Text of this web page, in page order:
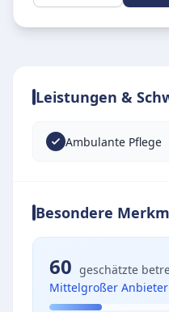
Leistungen &
Ambulante Pflege
Besondere
60 geschätzte
Mittelgroßer Anbieter